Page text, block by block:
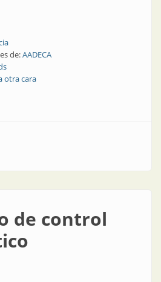
de:AADECA
otra cara
con instrumentos: desde medir hasta
de control